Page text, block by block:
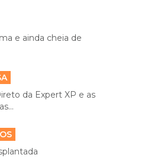
e ainda cheia de
da Expert XP e as